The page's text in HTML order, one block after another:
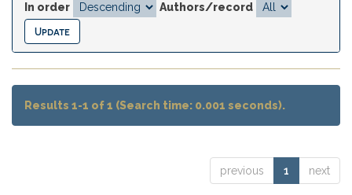
In order
Authors/record
Results 1-1 of 1 (Search time: 0.001 seconds).
previous 1 next